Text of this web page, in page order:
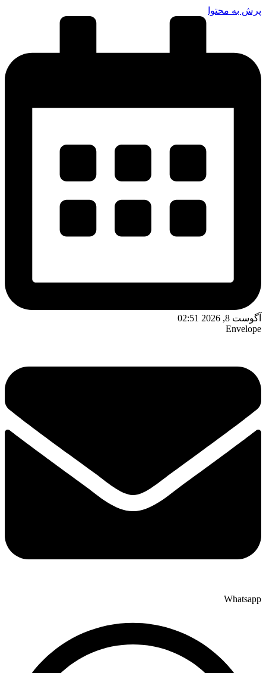
پرش به محتوا
آگوست 8, 2026 02:51
Envelope
Whatsapp